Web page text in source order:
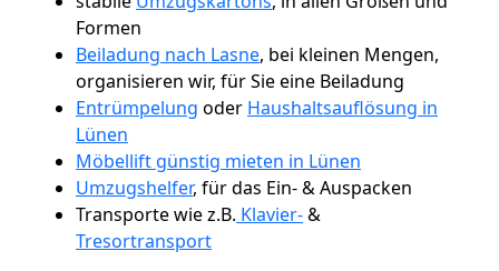
Formen
Beiladung nach Lasne, bei kleinen Mengen,
organisieren wir, für Sie eine Beiladung
Entrümpelung oder Haushaltsauflösung in
Lünen
Möbellift günstig mieten in Lünen
Umzugshelfer, für das Ein- & Auspacken
Transporte wie z.B. Klavier-&
Tresortransport